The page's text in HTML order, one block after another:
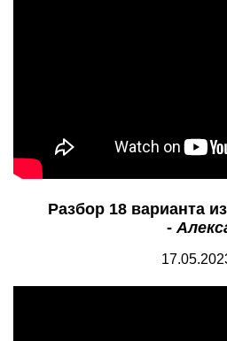
Разбор 18 варианта
-